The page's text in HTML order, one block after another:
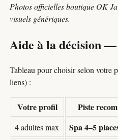
Photos officielles boutique OK
visuels génériques.
Aide à la décision —
Tableau pour choisir selon votre
liens) :
Votre profil Piste
4 adultes max Spa 4–5